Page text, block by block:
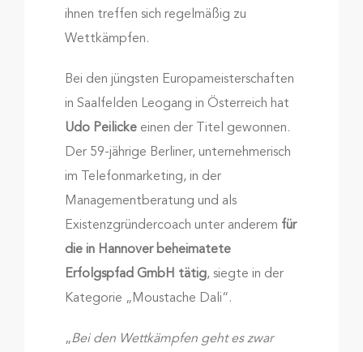
ihnen treffen sich regelmäßig zu
Wettkämpfen.
Bei den jüngsten Europameisterschaften
in Saalfelden Leogang in Österreich hat
Udo Peilickeeinen der Titel gewonnen.
Der 59-jährige Berliner, unternehmerisch
im Telefonmarketing, in der
Managementberatung und als
Existenzgründercoach unter anderem für
die in Hannover beheimatete
Erfolgspfad GmbH tätig, siegte in der
Kategorie „Moustache Dali“.
„Bei den Wettkämpfen geht es zwar